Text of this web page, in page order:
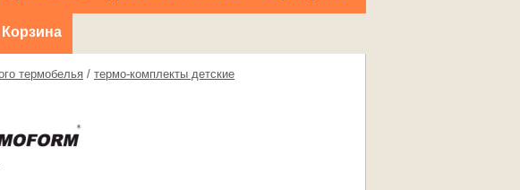
Корзина
термобелья / термо-комплекты детские